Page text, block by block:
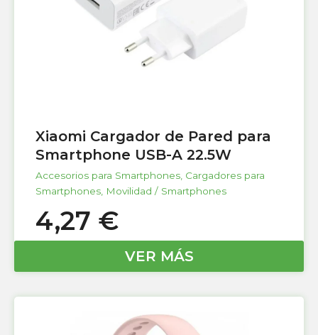
Xiaomi Cargador de Pared para
Smartphone USB-A 22.5W
Accesorios para Smartphones Cargadores para
Smartphones Movilidad / Smartphones
4,27 €
VER MÁS